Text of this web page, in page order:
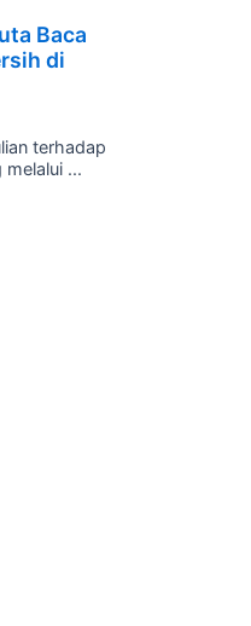
Baca
di
terhadap
...